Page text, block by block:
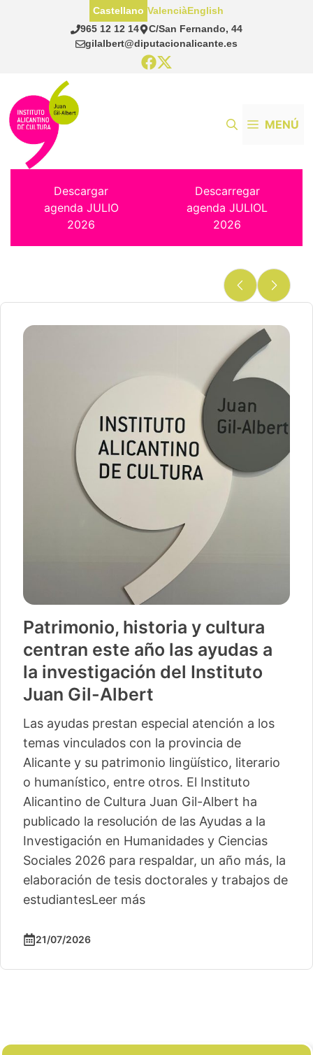
965 12 12 14
C/San Fernando, 44
gilalbert@diputacionalicante.es
Castellano ValenciàEnglish
MENÚ
Descargar
agenda JULIO
2026
Descarregar
agenda JULIOL
2026
Patrimonio, historia y cultura
centran este año las ayudas a
la investigación del Instituto
Juan Gil-Albert
Las ayudas prestan especial atención a los
temas vinculados con la provincia de
Alicante y su patrimonio lingüístico, literario
o humanístico, entre otros. El Instituto
Alicantino de Cultura Juan Gil-Albert ha
publicado la resolución de las Ayudas a la
Investigación en Humanidades y Ciencias
Sociales 2026 para respaldar, un año más, la
elaboración de tesis doctorales y trabajos de
estudiantesLeer más
21/07/2026